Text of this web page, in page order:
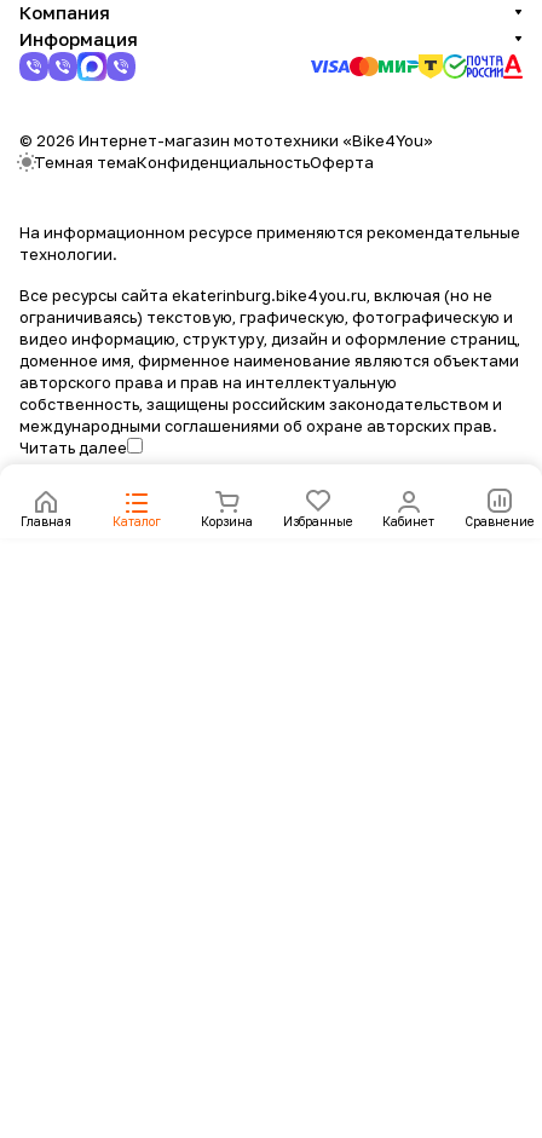
Главная Каталог Корзина Избранные Кабинет Сравнение
Компания
Информация
© 2026 Интернет-магазин мототехники «Bike4You»
Темная темаКонфиденциальностьОферта
На информационном ресурсе применяются рекомендательные
технологии.
Все ресурсы сайта ekaterinburg.bike4you.ru, включая (но не
ограничиваясь) текстовую, графическую, фотографическую и
видео информацию, структуру, дизайн и оформление страниц,
доменное имя, фирменное наименование являются объектами
авторского права и прав на интеллектуальную
собственность, защищены российским законодательством и
международными соглашениями об охране авторских прав.
Читать далее